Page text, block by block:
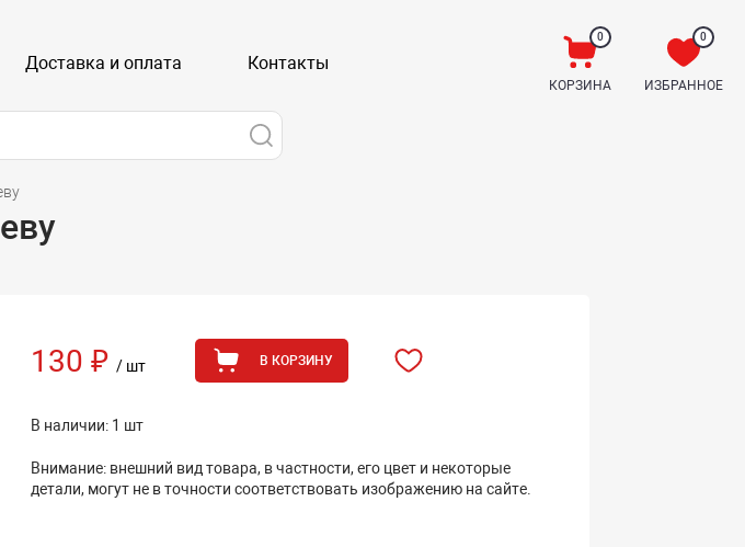
Доставка и оплата Контакты
0
КОРЗИНА
0
ИЗБРАННОЕ
130 ₽ / шт В КОРЗИНУ
В наличии: 1 шт
Внимание: внешний вид товара, в частности, его цвет и некоторые
детали, могут не в точности соответствовать изображению на сайте.